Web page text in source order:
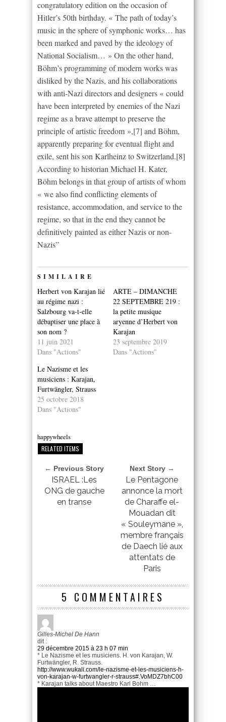
congratulatory edition on the occasion of
Hitler’s 50th birthday. « The path of today’s
music in the sphere of symphonic works… has
been marked and paved by the ideology of
National Socialism… » On the other hand,
Böhm’s programming of modern works was
disliked by the Nazis, and his collaborations
with anti-Nazi directors and designers « could
have been interpreted by enemies of the Nazi
regime as a brave attempt to preserve the
principle of artistic freedom »,[7] and Böhm,
apparently preparing for eventual flight and
exile, sent his son Karlheinz to Switzerland.[8]
According to historian Michael H. Kater,
Böhm belongs in that group of artists of whom
« we also find conflicting elements of
resistance, accommodation, and service to the
regime, so that in the end they cannot be
definitively painted as either Nazis or non-
Nazis”
SIMILAIRE
Herbert von Karajan lié
au régime nazi :
Salzbourg va-t-elle
débaptiser une place à
son nom ?
11 juin 2021
Dans "Actions"
ARTE – DIMANCHE
22 SEPTEMBRE 219 :
la petite musique
aryenne d’Herbert von
Karajan
23 septembre 2019
Dans "Actions"
Le Nazisme et les
musiciens : Karajan,
Furtwängler, Strauss
25 octobre 2018
Dans "Actions"
happywheels
RELATED ITEMS
← Previous Story
ISRAEL :Les
ONG de gauche
en transe
Next Story →
Le Pentagone
annonce la mort
de Charaffe el-
Mouadan dit
« Souleymane »,
membre français
de Daech lié aux
attentats de
Paris
5 COMMENTAIRES
Gilles-Michel De Hann
dit :
29 décembre 2015 à 23 h 07 min
* Le Nazisme et les musiciens. H. von Karajan, W.
Furtwängler, R. Strauss.
http://www.wukali.com/le-nazisme-et-les-musiciens-h-
von-karajan-w-furtwangler-r-strauss#.VoMDZ7bhC00
* Karajan talks about Maestro Karl Bohm …